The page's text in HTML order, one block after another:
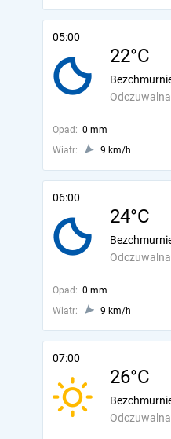
05:00
22°C
Odczuwalna
Opad: 0 mm
Wiatr:
9 km/h
06:00
24°C
Odczuwalna
Opad: 0 mm
Wiatr:
9 km/h
07:00
26°C
Odczuwalna